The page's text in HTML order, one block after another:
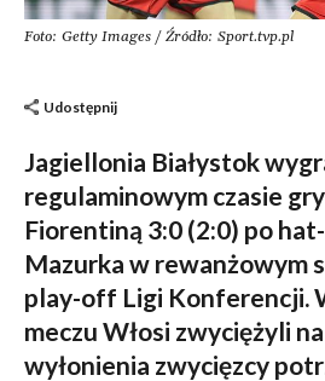
Foto: Getty Images / Źródło: Sport.tvp.pl
Udostępnij
Jagiellonia Białystok
regulaminowym czasie
Fiorentiną 3:0 (2:0) po
Mazurka w rewanżowym
play-off Ligi Konferencji.
meczu Włosi zwyciężyli
wyłonienia zwycięzcy